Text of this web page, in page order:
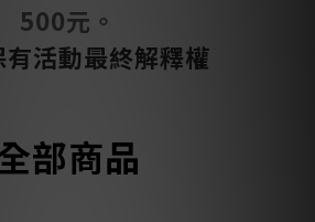
500元。
活動最終解釋權
部商品